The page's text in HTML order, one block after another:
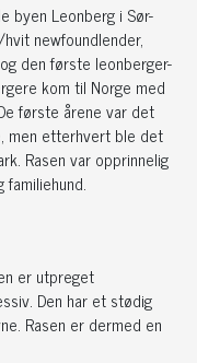
byen Leonberg i Sør-
newfoundlender,
den første leonberger-
kom til Norge med
første årene var det
men etterhvert ble det
Rasen var opprinnelig
er utpreget
Den har et stødig
Rasen er dermed en